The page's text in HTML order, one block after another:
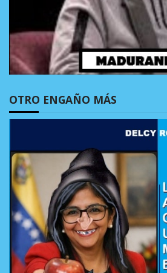
OTRO ENGAÑO MÁS